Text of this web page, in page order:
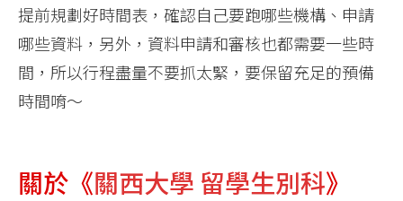
提前規劃好時間表，確認自己要跑哪些機構、申請
哪些資料，另外，資料申請和審核也都需要一些時
間，所以行程盡量不要抓太緊，要保留充足的預備
時間唷～
關於《關西大學 留學生別科》